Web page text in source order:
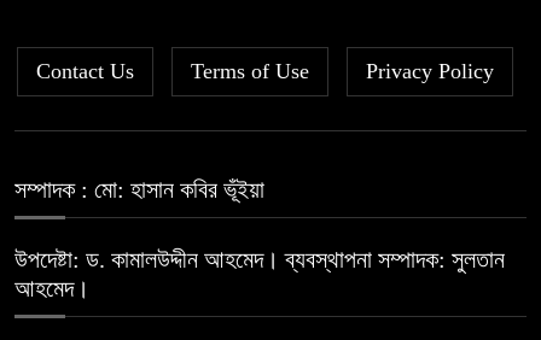
Contact Us Terms of Use Privacy Policy
সম্পাদক : মো: হাসান কবির ভূঁইয়া
উপদেষ্টা: ড. কামালউদ্দীন আহমেদ। ব্যবস্থাপনা সম্পাদক: সুলতান
আহমেদ।